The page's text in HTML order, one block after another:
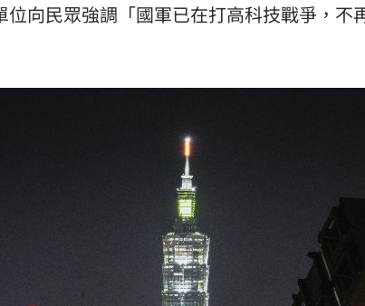
位向民眾強調「國軍已在打高科技戰爭，不